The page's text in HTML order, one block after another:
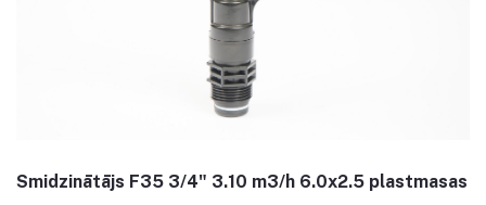
Smidzinātājs F35 3/4" 3.10 m3/h 6.0x2.5 plastmasas